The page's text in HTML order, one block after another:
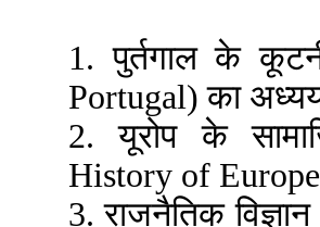
1. पुर्तगाल के
Portugal) का
2. यूरोप के
History of
3. राजनैतिक